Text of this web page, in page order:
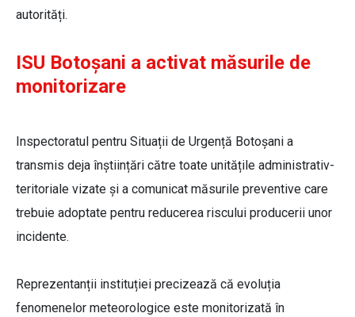
autorități.
ISU Botoșani a activat măsurile de
monitorizare
Inspectoratul pentru Situații de Urgență Botoșani a
transmis deja înștiințări către toate unitățile administrativ-
teritoriale vizate și a comunicat măsurile preventive care
trebuie adoptate pentru reducerea riscului producerii unor
incidente.
Reprezentanții instituției precizează că evoluția
fenomenelor meteorologice este monitorizată în